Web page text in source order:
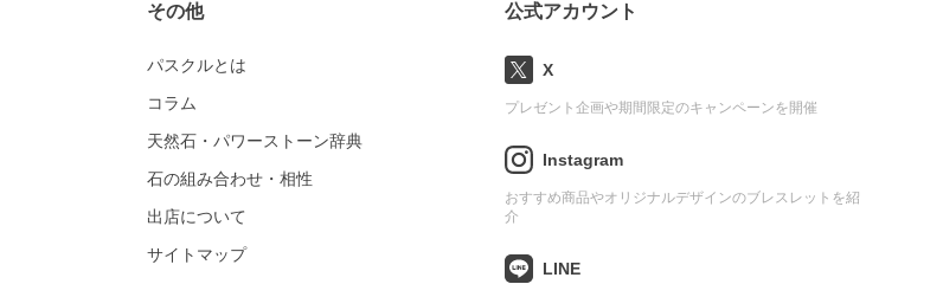
その他
パスクルとは
コラム
天然石・パワーストーン辞典
石の組み合わせ・相性
出店について
サイトマップ
公式アカウント
X
プレゼント企画や期間限定のキャンペーンを開催
Instagram
おすすめ商品やオリジナルデザインのブレスレットを紹
介
LINE